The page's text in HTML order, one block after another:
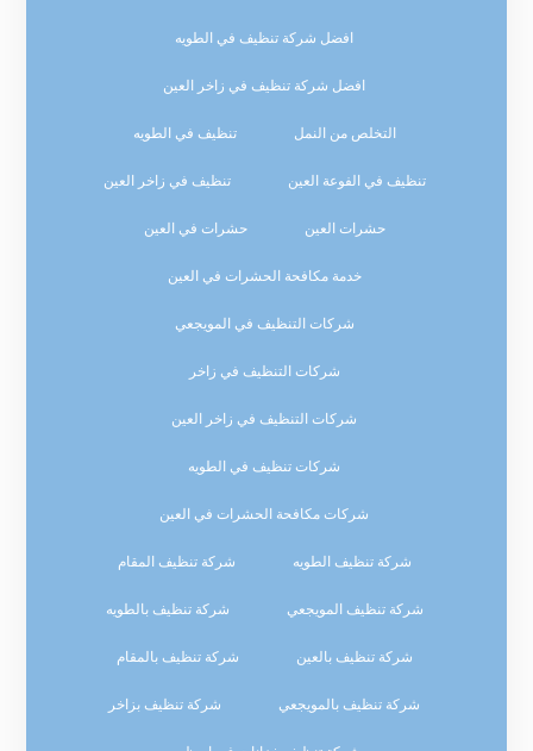
افضل شركة تنظيف في الطويه
افضل شركة تنظيف في زاخر العين
التخلص من النمل تنظيف في الطويه
تنظيف في الفوعة العين تنظيف في زاخر العين
حشرات العين حشرات في العين
خدمة مكافحة الحشرات في العين
شركات التنظيف في المويجعي
شركات التنظيف في زاخر
شركات التنظيف في زاخر العين
شركات تنظيف في الطويه
شركات مكافحة الحشرات في العين
شركة تنظيف الطويه شركة تنظيف المقام
شركة تنظيف المويجعي شركة تنظيف بالطويه
شركة تنظيف بالعين شركة تنظيف بالمقام
شركة تنظيف بالمويجعي شركة تنظيف بزاخر